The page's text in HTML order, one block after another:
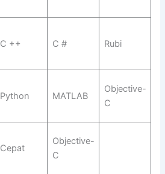
C ++ C # Rubi
Python MATLAB
Objective-
C
Cepat
Objective-
C